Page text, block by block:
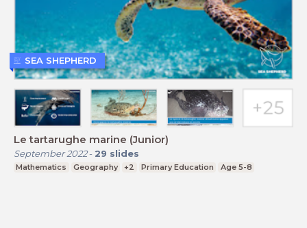
Le tartarughe marine (Junior)
September 2022- 29 slides
Mathematics Geography +2 Primary Education Age 5-8
SEA SHEPHERD